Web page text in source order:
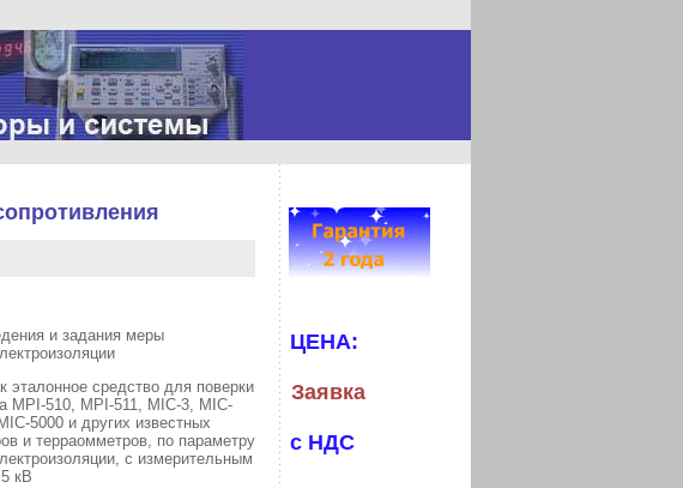
и задания меры
эталонное средство для поверки
MPI-510, MPI-511, MIC-3, MIC-
5000 и других известных
и терраомметров, по параметру
с измерительным
кВ
ЦЕНА:
Заявка
с НДС